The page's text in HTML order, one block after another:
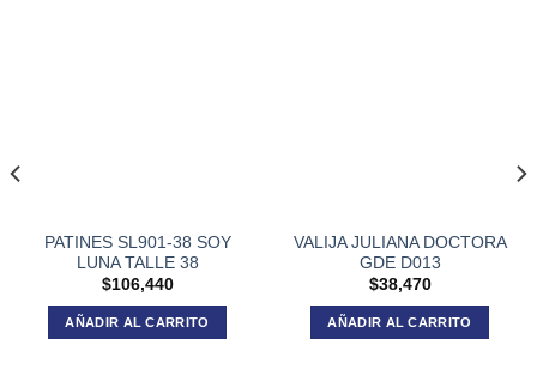
PATINES SL901-38 SOY
LUNA TALLE 38
$106,440
AÑADIR AL CARRITO
VALIJA JULIANA DOCTORA
GDE D013
$38,470
AÑADIR AL CARRITO